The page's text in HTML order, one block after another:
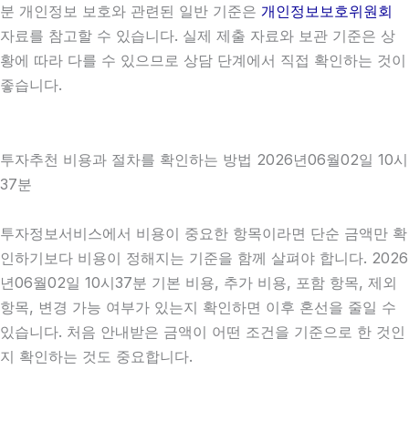
분 개인정보 보호와 관련된 일반 기준은 개인정보보호위원회
자료를 참고할 수 있습니다. 실제 제출 자료와 보관 기준은 상
황에 따라 다를 수 있으므로 상담 단계에서 직접 확인하는 것이
좋습니다.
투자추천 비용과 절차를 확인하는 방법 2026년06월02일 10시
37분
투자정보서비스에서 비용이 중요한 항목이라면 단순 금액만 확
인하기보다 비용이 정해지는 기준을 함께 살펴야 합니다. 2026
년06월02일 10시37분 기본 비용, 추가 비용, 포함 항목, 제외
항목, 변경 가능 여부가 있는지 확인하면 이후 혼선을 줄일 수
있습니다. 처음 안내받은 금액이 어떤 조건을 기준으로 한 것인
지 확인하는 것도 중요합니다.